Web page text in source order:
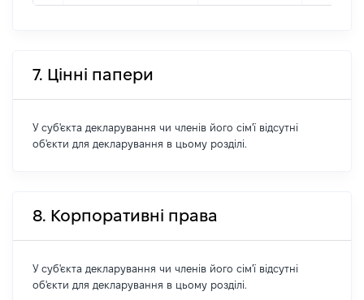
7. Цінні папери
У суб'єкта декларування чи членів його сім'ї відсутні
об'єкти для декларування в цьому розділі.
8. Корпоративні права
У суб'єкта декларування чи членів його сім'ї відсутні
об'єкти для декларування в цьому розділі.